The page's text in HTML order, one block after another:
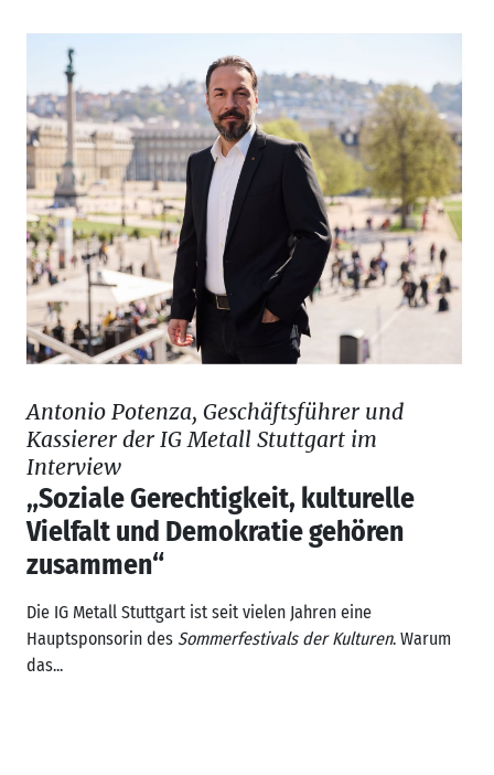
Antonio Potenza, Geschäftsführer und
Kassierer der IG Metall Stuttgart im
Interview
„Soziale Gerechtigkeit, kulturelle
Vielfalt und Demokratie gehören
zusammen“
Die IG Metall Stuttgart ist seit vielen Jahren eine
Hauptsponsorin des Sommerfestivals der Kulturen. Warum
das...